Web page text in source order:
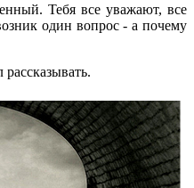
Тебя все уважают, все
один вопрос - а почему